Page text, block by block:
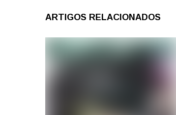
ARTIGOS RELACIONADOS